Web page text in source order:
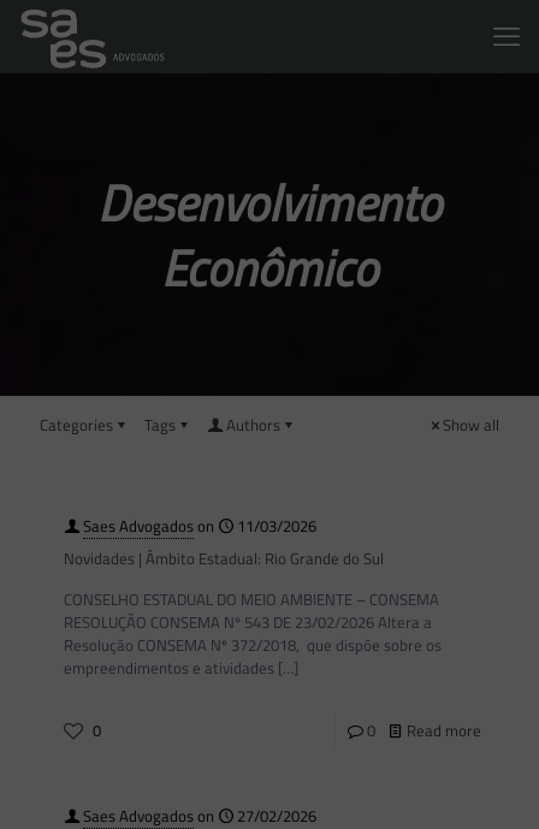
Desenvolvimento
Econômico
Categories Tags Authors Show all
Saes Advogadoson
11/03/2026
Novidades | Âmbito Estadual: Rio Grande do Sul
CONSELHO ESTADUAL DO MEIO AMBIENTE – CONSEMA
RESOLUÇÃO CONSEMA Nº 543 DE 23/02/2026 Altera a
Resolução CONSEMA Nº 372/2018, que dispõe sobre os
empreendimentos e atividades […]
0 0 Read more
Saes Advogadoson
27/02/2026